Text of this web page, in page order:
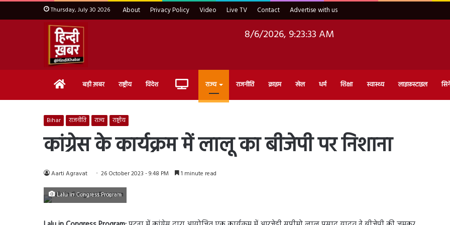
Thursday, July 30 2026 About Privacy Policy Video Live TV Contact Advertise with us
8/6/2026, 9:23:34 AM
Home बड़ी ख़बर राष्ट्रीय विदेश Live राज्य राजनीति क्राइम खेल धर्म शिक्षा स्वास्थ्य लाइफ़स्टाइल
Bihar राजनीति राज्य राष्ट्रीय
कांग्रेस के कार्यक्रम में लालू का बीजेपी पर निशाना
Aarti Agravat 26 October 2023 - 9:48 PM 1 minute read
Lalu in Congress Program